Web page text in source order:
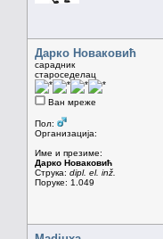
Дарко Новаковић
сарадник
староседелац
Ван мреже
Пол:
Организација:
Име и презиме:
Дарко Новаковић
Струка: dipl. el. inž.
Поруке: 1.049